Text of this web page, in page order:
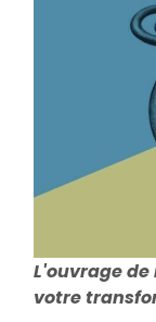
L'ouvrage
votre